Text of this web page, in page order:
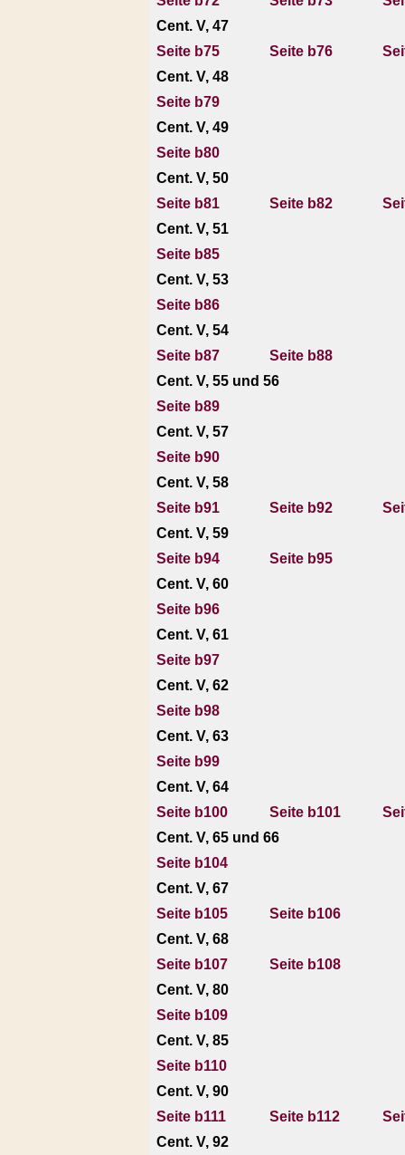
Cent. V, 47
Seite b75
Seite b76
Cent. V, 48
Seite b79
Cent. V, 49
Seite b80
Cent. V, 50
Seite b81
Seite b82
Cent. V, 51
Seite b85
Cent. V, 53
Seite b86
Cent. V, 54
Seite b87
Seite b88
Cent. V, 55 und 56
Seite b89
Cent. V, 57
Seite b90
Cent. V, 58
Seite b91
Seite b92
Cent. V, 59
Seite b94
Seite b95
Cent. V, 60
Seite b96
Cent. V, 61
Seite b97
Cent. V, 62
Seite b98
Cent. V, 63
Seite b99
Cent. V, 64
Seite b100
Seite b101
Cent. V, 65 und 66
Seite b104
Cent. V, 67
Seite b105
Seite b106
Cent. V, 68
Seite b107
Seite b108
Cent. V, 80
Seite b109
Cent. V, 85
Seite b110
Cent. V, 90
Seite b111
Seite b112
Cent. V, 92